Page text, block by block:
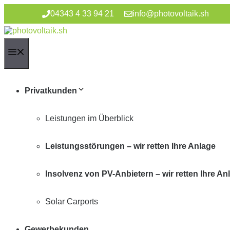
springen
04343 4 33 94 21 info@photovoltaik.sh
Privatkunden
Leistungen im Überblick
Leistungsstörungen – wir retten Ihre Anlage
Insolvenz von PV-Anbietern – wir retten Ihre
Solar Carports